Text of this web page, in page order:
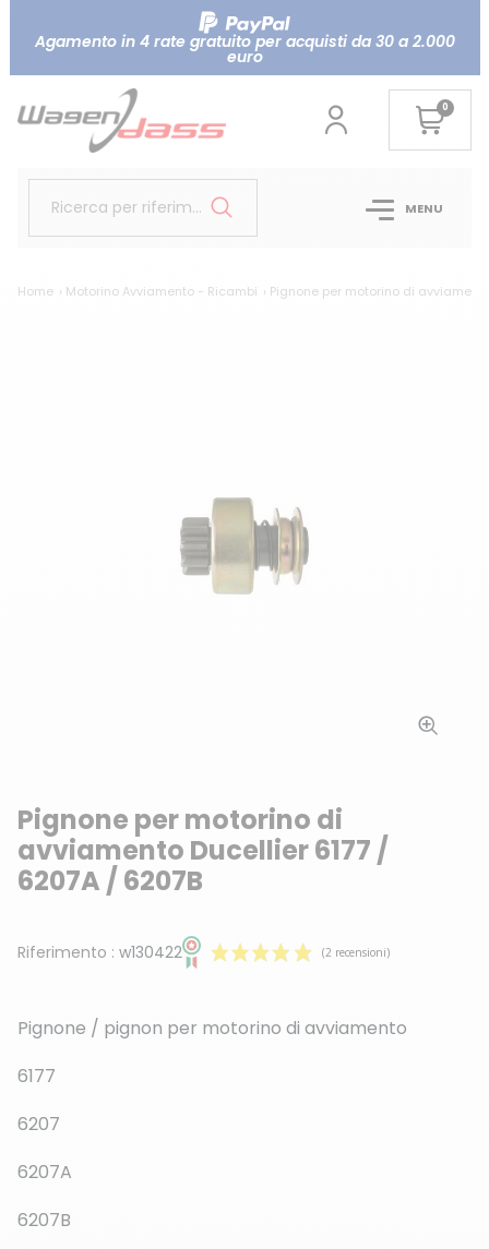
Agamento in 4 rate gratuito per acquisti da 30 a 2.000
euro
0
Ricerca per riferimento... MENU
Home Motorino Avviamento - Ricambi Pignone per motorino di
Pignone per motorino di
avviamento Ducellier 6177 /
6207A / 6207B
Riferimento : w130422
Pignone / pignon per motorino di avviamento
6177
6207
6207A
6207B